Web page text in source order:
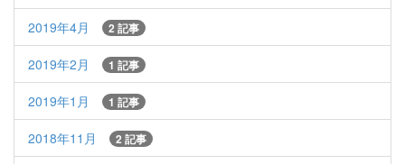
2019年4月 2 記事
2019年2月 1 記事
2019年1月 1 記事
2018年11月 2 記事